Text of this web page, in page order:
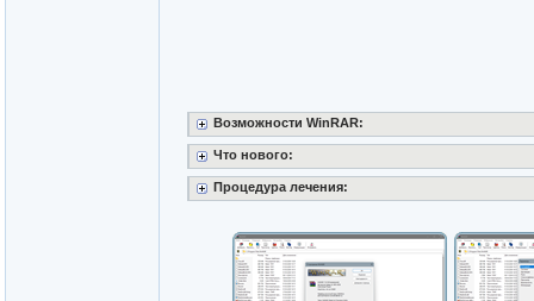
Возможности WinRAR:
Что нового:
Процедура лечения: